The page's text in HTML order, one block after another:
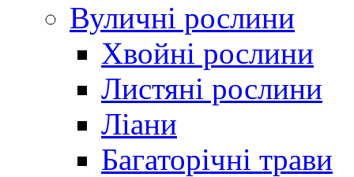
Вуличні рослини
Хвойні рослини
Листяні рослини
Ліани
Багаторічні трави